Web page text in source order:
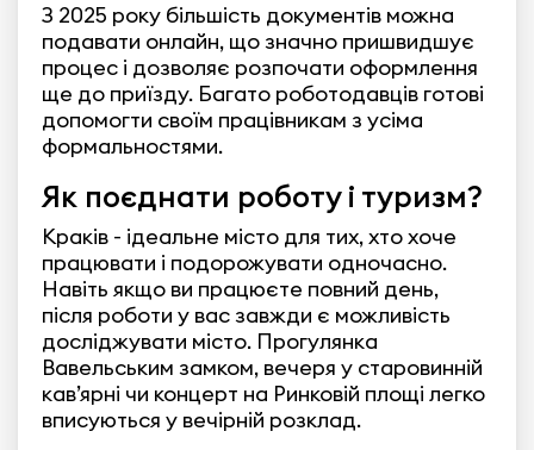
З 2025 року більшість документів можна
подавати онлайн, що значно пришвидшує
процес і дозволяє розпочати оформлення
ще до приїзду. Багато роботодавців готові
допомогти своїм працівникам з усіма
формальностями.
Як поєднати роботу і туризм?
Краків - ідеальне місто для тих, хто хоче
працювати і подорожувати одночасно.
Навіть якщо ви працюєте повний день,
після роботи у вас завжди є можливість
досліджувати місто. Прогулянка
Вавельським замком, вечеря у старовинній
кав’ярні чи концерт на Ринковій площі легко
вписуються у вечірній розклад.